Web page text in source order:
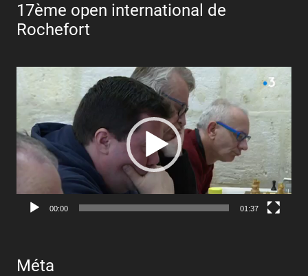
17ème open international de
Rochefort
Lecteur
00:00 01:37
Méta